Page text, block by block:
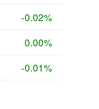
-0.02%
0.00%
-0.01%